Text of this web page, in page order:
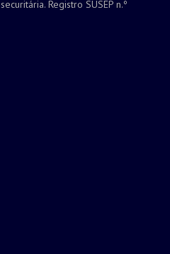
Registro SUSEP n.º